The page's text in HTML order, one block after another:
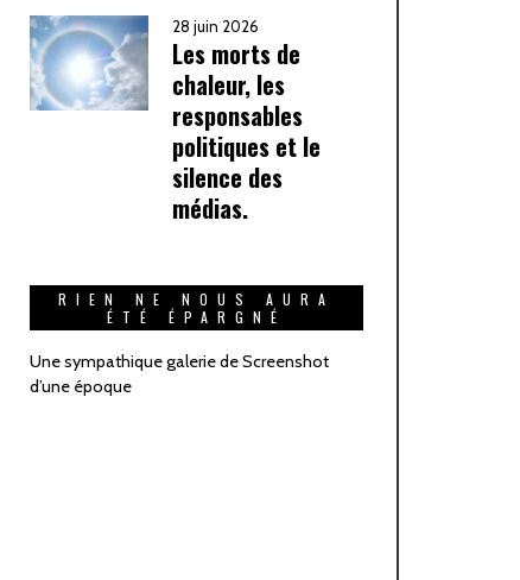
28 juin 2026
Les morts de
chaleur, les
responsables
politiques et le
silence des
médias.
RIEN NE NOUS AURA
ÉTÉ ÉPARGNÉ
Une sympathique galerie de Screenshot
d’une époque